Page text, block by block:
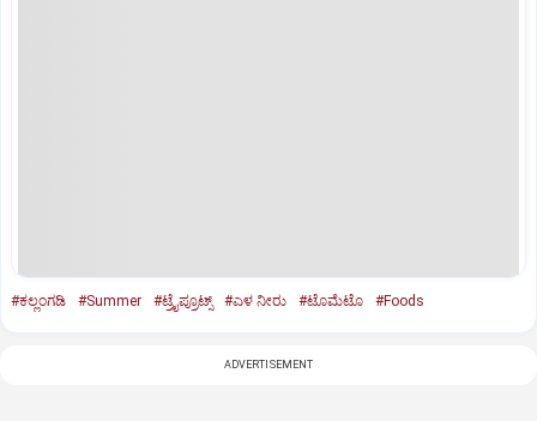
#ಕಲ್ಲಂಗಡಿ #Summer #ಟ್ರೈಪ್ರೂಟ್ಸ್ #ಎಳ ನೀರು #ಟೊಮೆಟೊ #Foods
ADVERTISEMENT